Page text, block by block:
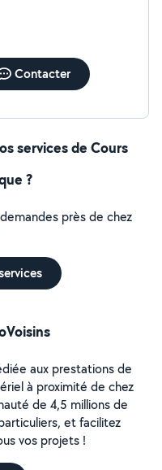
Contacter
services de Cours
?
près de chez
aux prestations de
à proximité de chez
de 4,5 millions de
et facilitez
vos projets !